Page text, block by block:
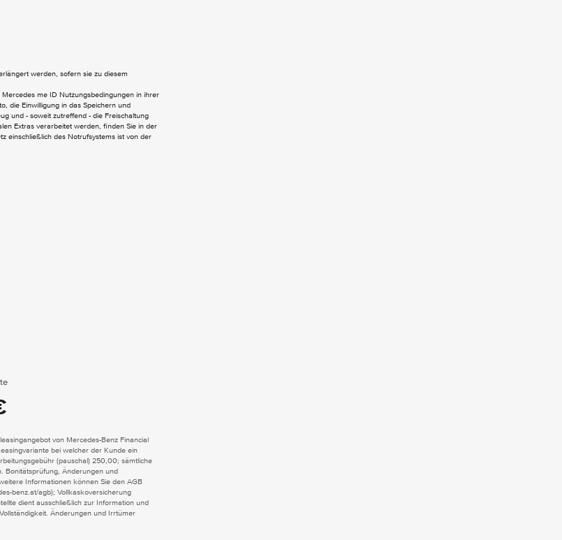
Glas rundum
werden, sofern sie zu diesem
me ID Nutzungsbedingungen in ihrer
die Einwilligung in das Speichern und
und - soweit zutreffend - die Freischaltung
Extras verarbeitet werden, finden Sie in der
einschließlich des Notrufsystems ist von der
von Mercedes-Benz Financial
bei welcher der Kunde ein
(pauschal) 250,00; sämtliche
Bonitätsprüfung, Änderungen und
Informationen können Sie den AGB
benz.at/agb); Vollkaskoversicherung
dient ausschließlich zur Information und
Änderungen und Irrtümer